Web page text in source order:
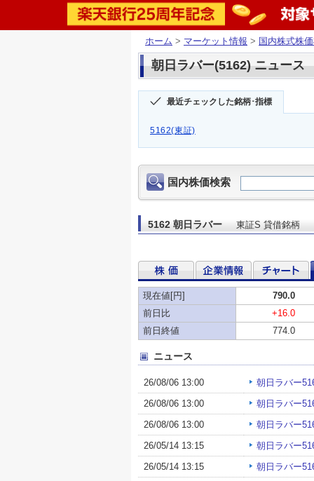
ホーム > マーケット情報 > 国内株式株
朝日ラバー(5162) ニュース
最近チェックした銘柄･指標
5162(東証)